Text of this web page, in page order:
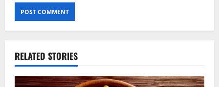
RELATED STORIES